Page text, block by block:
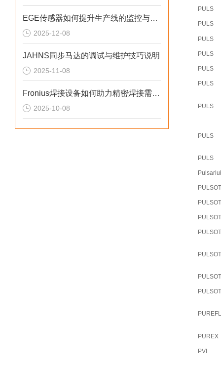
EGE传感器如何提升生产线的监控与管理效率？
2025-12-08
JAHNS同步马达的调试与维护技巧说明
2025-11-08
Fronius焊接设备如何助力精密焊接需求？
2025-10-08
PULS
PULS
PULS
PULS
PULS
PULS
PULS
PULS
PULS
PUREX
PVI